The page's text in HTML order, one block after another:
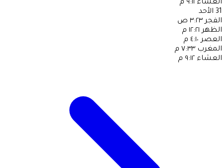
العشاء ٩:١١ م
31 الأحد
الفجر ٣:٢٣ ص
الظهر ١٢:٢١ م
العصر ٤:١٠ م
المغرب ٧:٣٣ م
العشاء ٩:١٢ م